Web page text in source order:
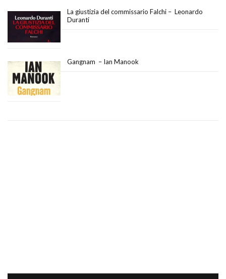
La giustizia del commissario Falchi – Leonardo
Duranti
Gangnam – Ian Manook